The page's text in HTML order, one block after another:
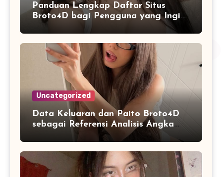
Panduan Lengkap Daftar Situs
Broto4D bagi Pengguna yang Ingin
Mengenal Fitur dan Layanan
Uncategorized
Data Keluaran dan Paito Broto4D
sebagai Referensi Analisis Angka
Masa Kini